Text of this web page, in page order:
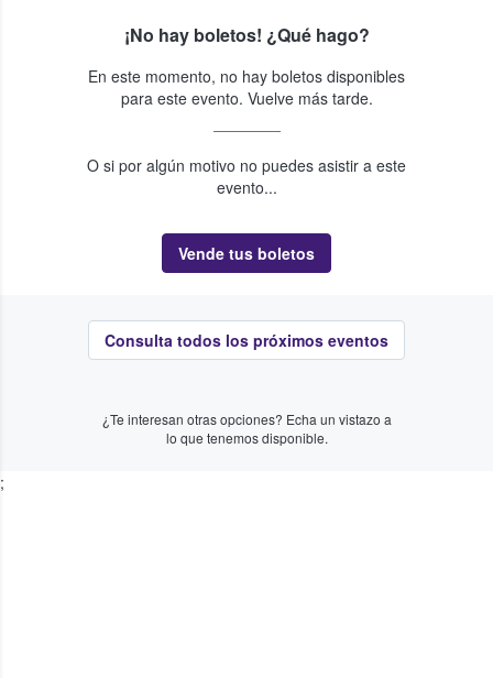
¡No hay boletos! ¿Qué hago?
En este momento, no hay boletos disponibles
para este evento. Vuelve más tarde.
O si por algún motivo no puedes asistir a este
evento...
Vende tus boletos
Consulta todos los próximos eventos
¿Te interesan otras opciones? Echa un vistazo a
lo que tenemos disponible.
;